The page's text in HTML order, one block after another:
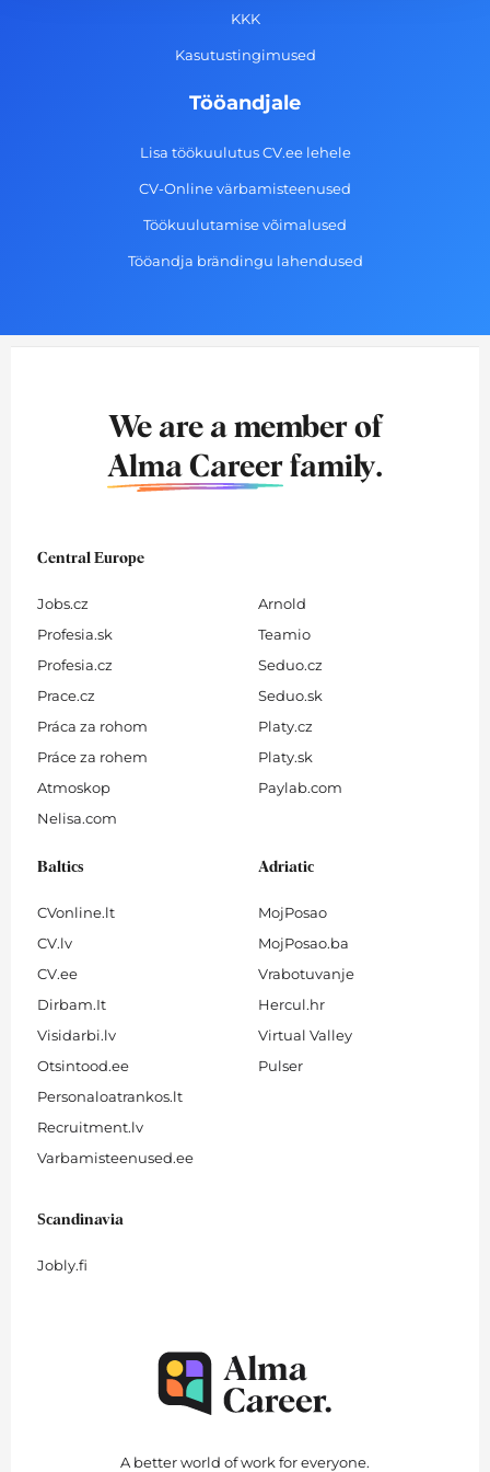
KKK
Kasutustingimused
Tööandjale
Lisa töökuulutus CV.ee lehele
CV-Online värbamisteenused
Töökuulutamise võimalused
Tööandja brändingu lahendused
We are a member of
Alma Career family.
Central Europe
Jobs.cz
Profesia.sk
Profesia.cz
Prace.cz
Práca za rohom
Práce za rohem
Atmoskop
Nelisa.com
Arnold
Teamio
Seduo.cz
Seduo.sk
Platy.cz
Platy.sk
Paylab.com
Baltics
CVonline.lt
CV.lv
CV.ee
Dirbam.It
Visidarbi.lv
Otsintood.ee
Personaloatrankos.lt
Recruitment.lv
Varbamisteenused.ee
Adriatic
MojPosao
MojPosao.ba
Vrabotuvanje
Hercul.hr
Virtual Valley
Pulser
Scandinavia
Jobly.fi
A better world of work foreveryone.